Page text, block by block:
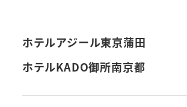
ホテルアジール東京蒲田
ホテルKADO御所南京都